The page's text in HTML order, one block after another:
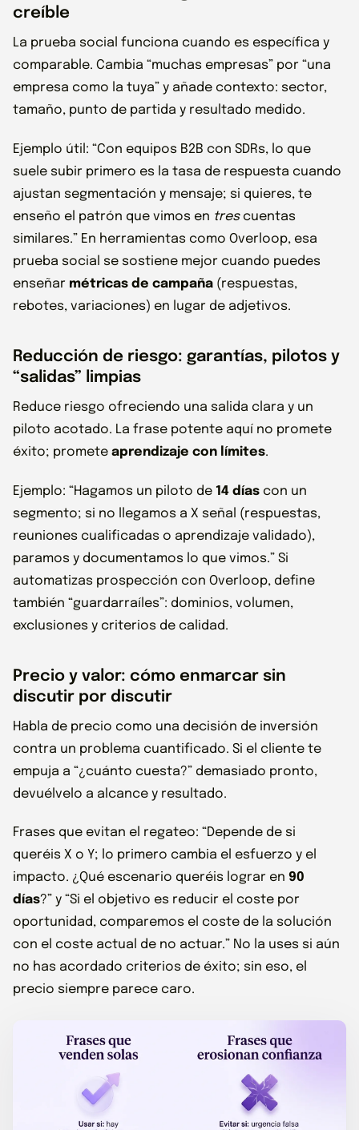
creíble
La prueba social funciona cuando es específica y
comparable. Cambia “muchas empresas” por “una
empresa como la tuya” y añade contexto: sector,
tamaño, punto de partida y resultado medido.
Ejemplo útil: “Con equipos B2B con SDRs, lo que
suele subir primero es la tasa de respuesta cuando
ajustan segmentación y mensaje; si quieres, te
enseño el patrón que vimos en trescuentas
similares.” En herramientas como Overloop, esa
prueba social se sostiene mejor cuando puedes
enseñar métricas de campaña (respuestas,
rebotes, variaciones) en lugar de adjetivos.
Reducción de riesgo: garantías, pilotos y
“salidas” limpias
Reduce riesgo ofreciendo una salida clara y un
piloto acotado. La frase potente aquí no promete
éxito; promete aprendizaje con límites.
Ejemplo: “Hagamos un piloto de 14 días con un
segmento; si no llegamos a X señal (respuestas,
reuniones cualificadas o aprendizaje validado),
paramos y documentamos lo que vimos.” Si
automatizas prospección con Overloop, define
también “guardarraíles”: dominios, volumen,
exclusiones y criterios de calidad.
Precio y valor: cómo enmarcar sin
discutir por discutir
Habla de precio como una decisión de inversión
contra un problema cuantificado. Si el cliente te
empuja a “¿cuánto cuesta?” demasiado pronto,
devuélvelo a alcance y resultado.
Frases que evitan el regateo: “Depende de si
queréis X o Y; lo primero cambia el esfuerzo y el
impacto. ¿Qué escenario queréis lograr en 90
días?” y “Si el objetivo es reducir el coste por
oportunidad, comparemos el coste de la solución
con el coste actual de no actuar.” No la uses si aún
no has acordado criterios de éxito; sin eso, el
precio siempre parece caro.